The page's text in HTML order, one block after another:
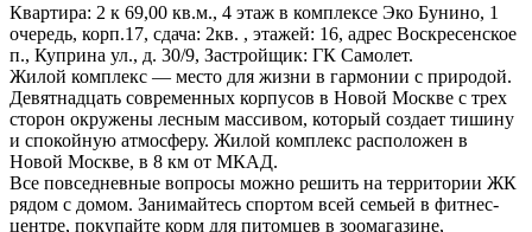
Квартира: 2 к 69,00 кв.м., 4 этаж в комплексе Эко Бунино, 1
очередь, корп.17, сдача: 2кв. , этажей: 16, адрес Воскресенское
п., Куприна ул., д. 30/9, Застройщик: ГК Самолет.
Жилой комплекс — место для жизни в гармонии с природой.
Девятнадцать современных корпусов в Новой Москве с трех
сторон окружены лесным массивом, который создает тишину
и спокойную атмосферу. Жилой комплекс расположен в
Новой Москве, в 8 км от МКАД.
Все повседневные вопросы можно решить на территории ЖК
рядом с домом. Занимайтесь спортом всей семьей в фитнес-
центре, покупайте корм для питомцев в зоомагазине,